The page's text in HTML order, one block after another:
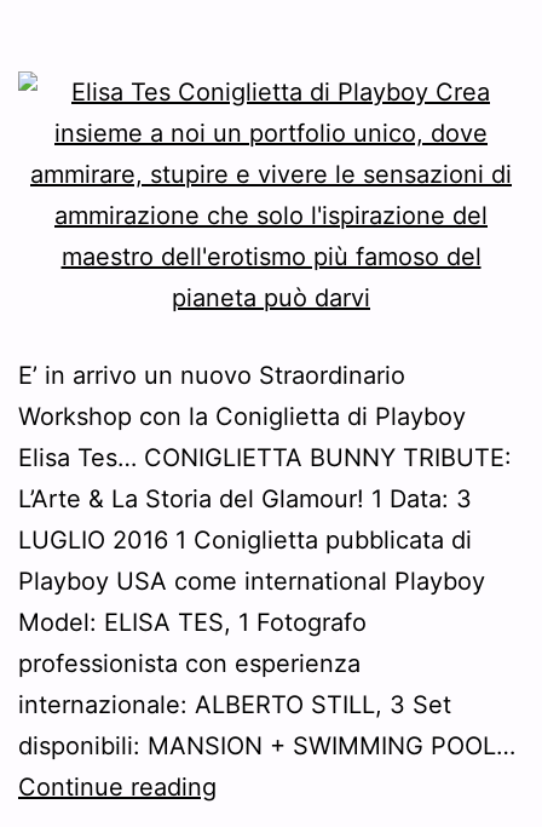
E’ in arrivo un nuovo Straordinario
Workshop con la Coniglietta di Playboy
Elisa Tes… CONIGLIETTA BUNNY TRIBUTE:
L’Arte & La Storia del Glamour! 1 Data: 3
LUGLIO 2016 1 Coniglietta pubblicata di
Playboy USA come international Playboy
Model: ELISA TES, 1 Fotografo
professionista con esperienza
internazionale: ALBERTO STILL, 3 Set
disponibili: MANSION + SWIMMING POOL…
Continue reading